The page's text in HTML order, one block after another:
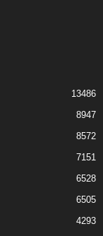
13486
8947
8572
7151
6528
6505
4293